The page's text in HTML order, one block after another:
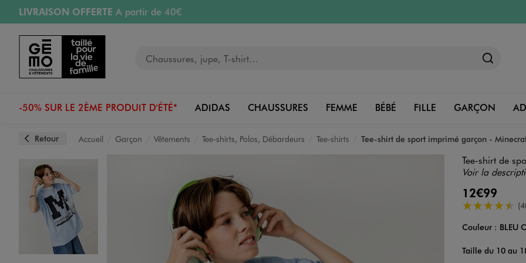
Aller au contenu principal
Aller à la navigation
LIVRAISON OFFERTE A partir de 40€
RETRAIT ET LIVRAISON OFFERTE
RÉSERVATION GRATUITE
4h en magasin
Retours OFFERTSpendant 30 jours
-50% SUR LE 2ÈME PRODUIT D'ÉTÉ* ADIDAS CHAUSSURES FEMME BÉBÉ FILLE GARÇON
Retour Accueil Garçon Vêtements Tee-shirts, Polos, Débardeurs Tee-shirts Tee-shirt de sport imprimé garçon -
Image 1 sur 5
Tee-shirt de
Voir la
12€99
4.5/5 de
Couleur
Couleur : BLEU
Taille du 10 au